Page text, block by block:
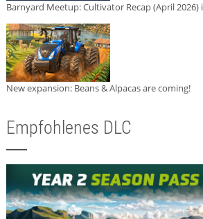
Barnyard Meetup: Cultivator Recap (April 2026)
New expansion: Beans & Alpacas are coming!
Empfohlenes DLC